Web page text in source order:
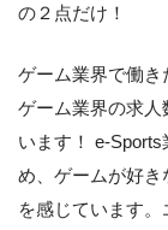
の２点だけ！
ゲーム業界で働
ゲーム業界の求人
います！ e-
め、ゲームが好
を感じています